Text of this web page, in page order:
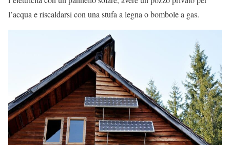
l’acqua e riscaldarsi con una stufa a legna o bombole a gas.